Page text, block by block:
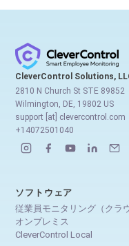
CleverControl Solutions,
2810 N Church St STE 89852
Wilmington, DE, 19802 US
support [at] clevercontrol.com
+14072501040
ソフトウェア
従業員モニタリング（クラ
オンプレミス
CleverControl Local